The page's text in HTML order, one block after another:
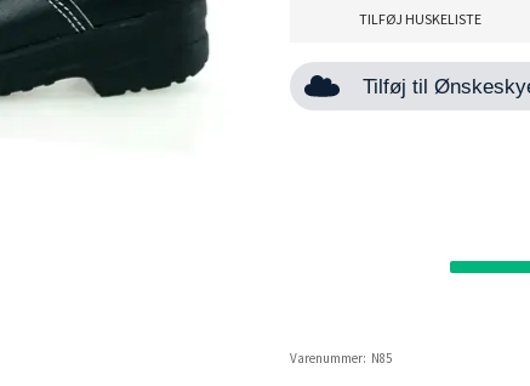
TILFØJ HUSKELISTE
Tilføj til
Varenummer: N85